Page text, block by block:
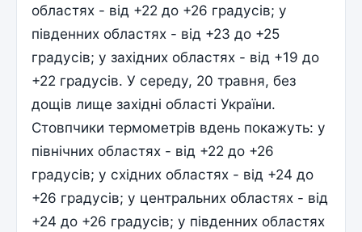
областях - від +22 до +26 градусів; у
південних областях - від +23 до +25
градусів; у західних областях - від +19 до
+22 градусів. У середу, 20 травня, без
дощів лище західні області України.
Стовпчики термометрів вдень покажуть: у
північних областях - від +22 до +26
градусів; у східних областях - від +24 до
+26 градусів; у центральних областях - від
+24 до +26 градусів; у південних областях